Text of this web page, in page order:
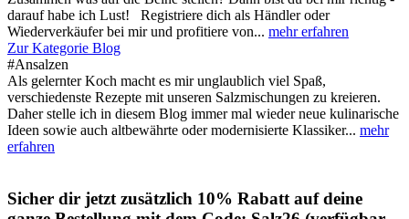
darauf habe ich Lust! Registriere dich als Händler oder
Wiederverkäufer bei mir und profitiere von... mehr erfahren
Zur Kategorie Blog
#Ansalzen
Als gelernter Koch macht es mir unglaublich viel Spaß,
verschiedenste Rezepte mit unseren Salzmischungen zu kreieren.
Daher stelle ich in diesem Blog immer mal wieder neue kulinarische
Ideen sowie auch altbewährte oder modernisierte Klassiker... mehr
erfahren
Sicher dir jetzt zusätzlich 10% Rabatt auf deine